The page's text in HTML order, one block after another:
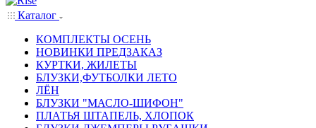
Каталог
КОМПЛЕКТЫ ОСЕНЬ
НОВИНКИ ПРЕДЗАКАЗ
КУРТКИ, ЖИЛЕТЫ
БЛУЗКИ,ФУТБОЛКИ ЛЕТО
ЛЁН
БЛУЗКИ "МАСЛО-ШИФОН"
ПЛАТЬЯ ШТАПЕЛЬ, ХЛОПОК